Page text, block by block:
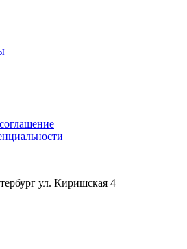
195299 г.Санкт-Петербург ул. Киришская 4